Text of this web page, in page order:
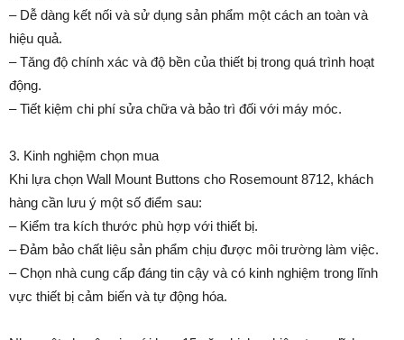
– Dễ dàng kết nối và sử dụng sản phẩm một cách an toàn và
hiệu quả.
– Tăng độ chính xác và độ bền của thiết bị trong quá trình hoạt
động.
– Tiết kiệm chi phí sửa chữa và bảo trì đối với máy móc.
3. Kinh nghiệm chọn mua
Khi lựa chọn Wall Mount Buttons cho Rosemount 8712, khách
hàng cần lưu ý một số điểm sau:
– Kiểm tra kích thước phù hợp với thiết bị.
– Đảm bảo chất liệu sản phẩm chịu được môi trường làm việc.
– Chọn nhà cung cấp đáng tin cậy và có kinh nghiệm trong lĩnh
vực thiết bị cảm biến và tự động hóa.